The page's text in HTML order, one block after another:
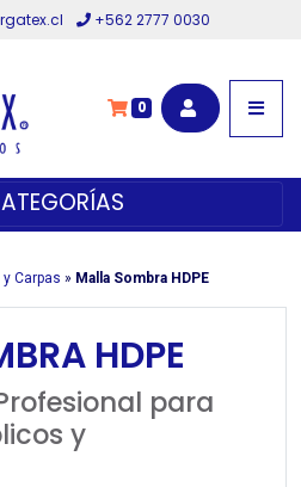
+562 2777 0030
0
Carpas » Malla Sombra HDPE
HDPE
para
y